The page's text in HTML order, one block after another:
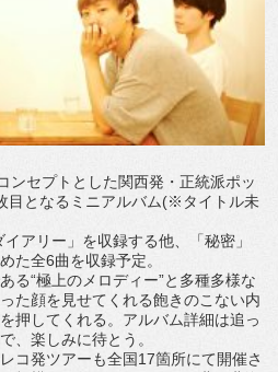
ンセプトとした関西発・正統派ポッ
目となるミニアルバム(※タイトル未
アリー」を収録する他、「秘密」
た全6曲を収録予定。
る“極上のメロディー”と多種多様な
た顔を見せてくれる飽きのこない内
押してくれる。アルバム詳細は追っ
、楽しみに待とう。
コ発ツアーも全国17箇所にて開催さ